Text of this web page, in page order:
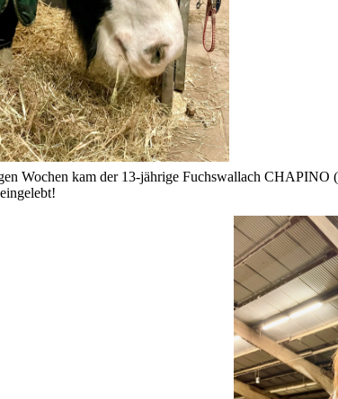
Wochen kam der 13-jährige Fuchswallach CHAPINO